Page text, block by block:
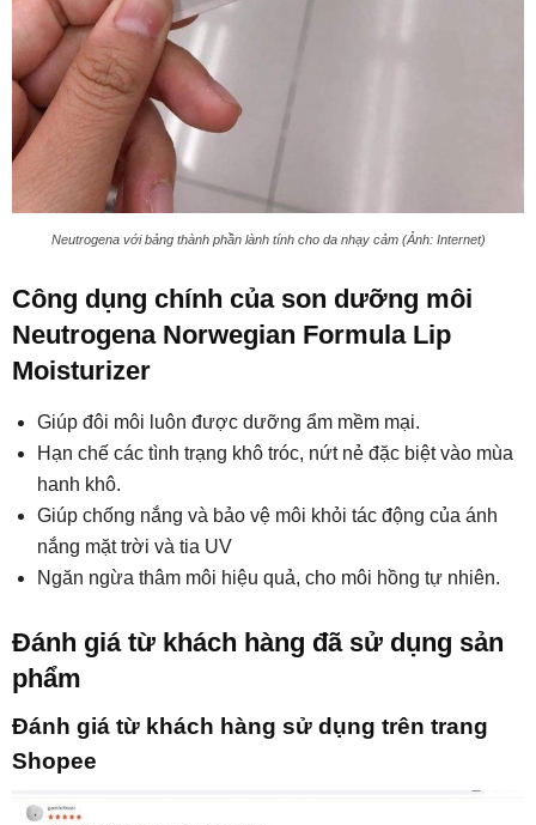
Neutrogena với bảng thành phần lành tính cho da nhạy cảm (Ảnh: Internet)
Công dụng chính của son dưỡng môi
Neutrogena Norwegian Formula Lip
Moisturizer
Giúp đôi môi luôn được dưỡng ẩm mềm mại.
Hạn chế các tình trạng khô tróc, nứt nẻ đặc biệt vào mùa
hanh khô.
Giúp chống nắng và bảo vệ môi khỏi tác động của ánh
nắng mặt trời và tia UV
Ngăn ngừa thâm môi hiệu quả, cho môi hồng tự nhiên.
Đánh giá từ khách hàng đã sử dụng sản
phẩm
Đánh giá từ khách hàng sử dụng trên trang
Shopee